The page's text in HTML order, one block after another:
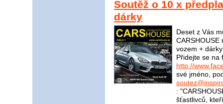
Soutěž o 10 x
dárky
Deset z Vás
vozem +
Přidejte se na
http://
své jméno,
:
šťastlivců,